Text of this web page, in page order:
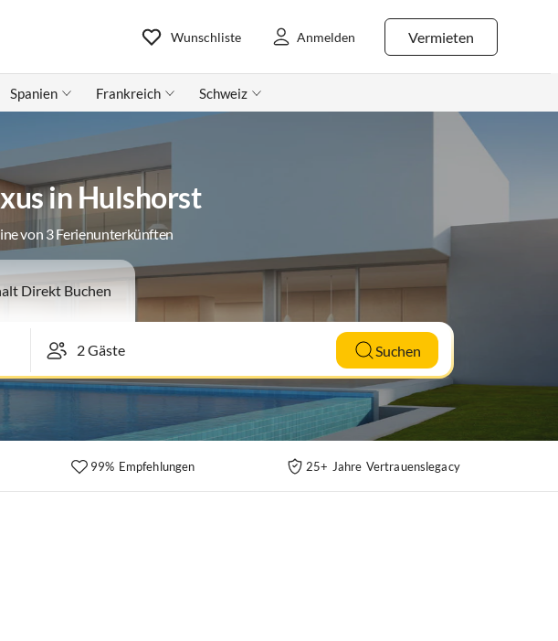
Vermieten
Wunschliste Anmelden
Spanien Frankreich Schweiz
in Hulshorst
von 3 Ferienunterkünften
Direkt Buchen
Suchen
99% Empfehlungen 25+ Jahre Vertrauenslegacy